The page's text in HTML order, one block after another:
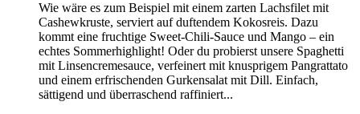
Wie wäre es zum Beispiel mit einem zarten Lachsfilet mit
Cashewkruste, serviert auf duftendem Kokosreis. Dazu
kommt eine fruchtige Sweet-Chili-Sauce und Mango – ein
echtes Sommerhighlight! Oder du probierst unsere Spaghetti
mit Linsencremesauce, verfeinert mit knusprigem Pangrattato
und einem erfrischenden Gurkensalat mit Dill. Einfach,
sättigend und überraschend raffiniert...